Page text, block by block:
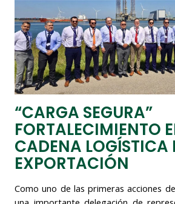
“CARGA SEGURA”
FORTALECIMIENTO
CADENA LOGÍSTICA
EXPORTACIÓN
Como uno de las primeras acciones